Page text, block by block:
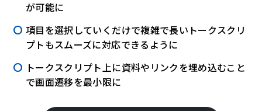
が可能に
項目を選択していくだけで複雑で長いトークスクリ
プトもスムーズに対応できるように
トークスクリプト上に資料やリンクを埋め込むこと
で画面遷移を最小限に